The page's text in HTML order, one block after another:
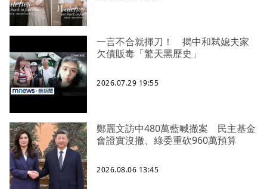
一言不合就揮刀！ 揭中和弒媳夫家
欠債販毒「驚天黑歷史」
2026.07.29 19:55
鄭麗文訪中480萬藍喊撤案 民主基金
會證實沒撤、綠委重砍960萬預算
2026.08.06 13:45